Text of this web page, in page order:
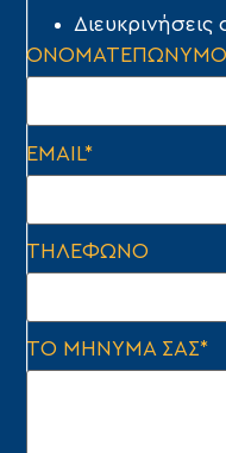
EMAIL*
ΤΗΛΕΦΩΝΟ
ΤΟ ΜΗΝΥΜΑ ΣΑΣ*